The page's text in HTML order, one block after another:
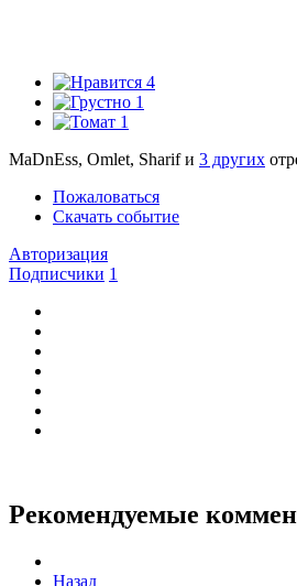
4
1
1
MaDnEss, Omlet, Sharif и 3 других
Пожаловаться
Скачать событие
Авторизация
Подписчики 1
Рекомендуемые
Назад